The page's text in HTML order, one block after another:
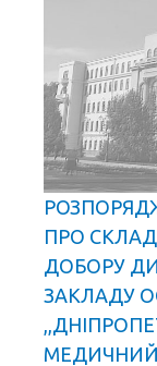
ПРО СКЛАД
ДОБОРУ
ЗАКЛАДУ
МЕДИЧНИЙ